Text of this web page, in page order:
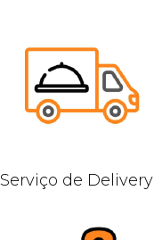
Serviço de Delivery